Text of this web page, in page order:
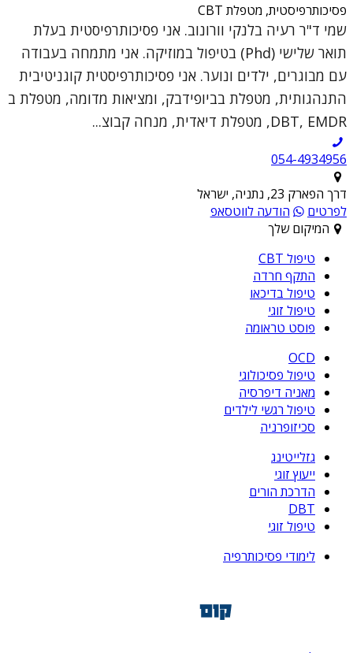
פסיכותרפיסטית, מטפלת CBT
שמי ד"ר רעיה בלנקי וורונוב. אני פסיכותרפיסטית בעלת
תואר שלישי (Phd) בטיפול במוזיקה. אני מתמחה בעבודה
עם מבוגרים, ילדים ונוער. אני פסיכותרפיסטית קוגניטיבית
התנהגותית, מטפלת בביופידבק, ומציאות מדומה, מטפלת ב
DBT, EMDR, מטפלת דיאדית, מנחה קבוצ...
054-4934956
דרך הפארק 23, נתניה, ישראל
לפרטים
הודעה לווטסאפ
המיקום שלך
טיפול CBT
התקף חרדה
טיפול בדיכאו
טיפול זוגי
פוסט טראומה
OCD
טיפול פסיכולוגי
מאניה דיפרסיה
טיפול רגשי לילדים
סכיזופרניה
גזלייטינג
ייעוץ זוגי
הדרכת הורים
DBT
טיפול זוגי
לימודי פסיכותרפיה